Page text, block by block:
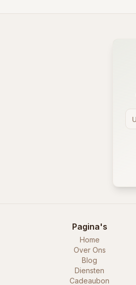
Pagina's
Home
Over Ons
Blog
Diensten
Cadeaubon